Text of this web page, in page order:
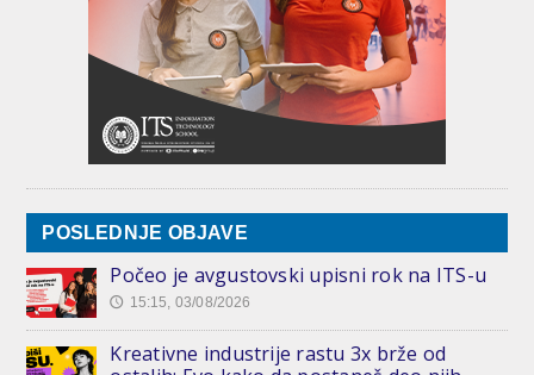
POSLEDNJE OBJAVE
Počeo je avgustovski upisni rok na ITS-u
🕔 15:15, 03/08/2026
Kreativne industrije rastu 3x brže od